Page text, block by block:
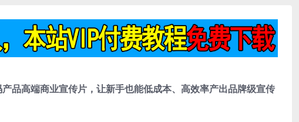
品高端商业宣传片，让新手也能低成本、高效率产出品牌级宣传